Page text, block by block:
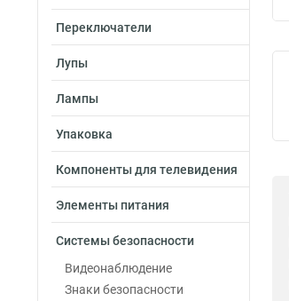
Переключатели
Лупы
Лампы
Упаковка
Компоненты для телевидения
Элементы питания
Системы безопасности
Видеонаблюдение
Знаки безопасности